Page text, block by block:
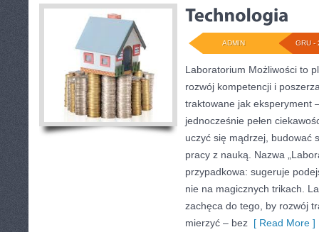
GRU -
ADMIN
Laboratorium Możliwości to
rozwój kompetencji i
traktowane jak eksperyment
jednocześnie pełen
uczyć się mądrzej, budować
pracy z nauką. Nazwa
przypadkowa: sugeruje
nie na magicznych trikach.
zachęca do tego, by rozwój
mierzyć – bez [ Read More ]